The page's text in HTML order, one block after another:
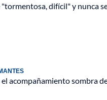
difícil" y nunca
el acompañamiento sombra